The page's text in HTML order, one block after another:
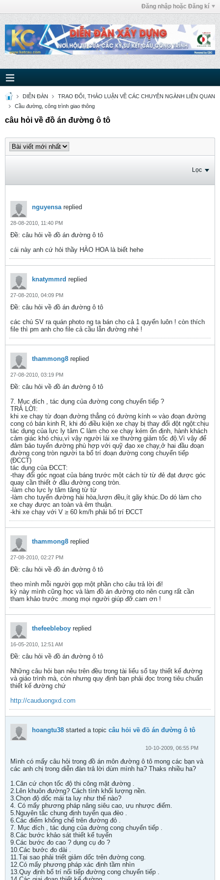
Đăng nhập hoặc Đăng kí
DIỄN ĐÀN
TRAO ĐỔI, THẢO LUẬN VỀ CÁC CHUYÊN NGÀNH LIÊN QUAN
Cầu đường, công trình giao thông
câu hỏi về đồ án đường ô tô
Lọc
nguyensareplied
28-08-2010, 11:40 PM
Ðề: câu hỏi về đồ án đường ô tô
cái này anh cứ hỏi thầy HÀO HOA là biết hehe
knatymmrd replied
27-08-2010, 04:09 PM
Ðề: câu hỏi về đồ án đường ô tô
các chú SV ra quán photo ng ta bán cho cả 1 quyển luôn ! còn thích
file thì pm anh cho file cả cầu lẫn đường nhé !
thammong8 replied
27-08-2010, 03:19 PM
Ðề: câu hỏi về đồ án đường ô tô
7. Mục đích , tác dụng của đường cong chuyển tiếp ?
TRẢ LỜI:
khi xe chạy từ đoạn đường thẳng có đường kính ∞ vào đoạn đường
cong có bán kinh R, khi đó điều kiện xe chạy bị thay đổi đột ngột:chịu
tác dụng của lực ly tâm C làm cho xe chạy kém ổn định, hành khách
cảm giác khó chịu,vì vậy người lái xe thường giảm tốc độ.Vì vậy để
đảm bảo tuyến đường phù hợp với quỹ đạo xe chạy,ở hai đầu đoạn
đường cong tròn người ta bố trí đoạn đường cong chuyển tiếp
(ĐCCT)
tác dụng của ĐCCT:
-thay đổi góc ngoạt của báng trước một cách từ từ đẻ đạt được góc
quay cần thiết ở đầu đường cong tròn.
-làm cho lực ly tâm tăng từ từ
-làm cho tuyến đường hài hòa,lượn đều,ít gãy khúc.Do dó làm cho
xe chạy được an toàn và êm thuận.
-khi xe chạy với V ≥ 60 km/h phải bố trí ĐCCT
thammong8 replied
27-08-2010, 02:27 PM
Ðề: câu hỏi về đồ án đường ô tô
theo mình mỗi người gọp một phần cho câu trả lời đi!
kỳ này mình cũng học và làm đồ án đường oto nên cung rất cần
tham khảo trước .mong mọi người giúp đỡ.cam ơn !
thefeebleboy replied
16-05-2010, 12:51 AM
Ðề: câu hỏi về đồ án đường ô tô
Những câu hỏi bạn nêu trên đều trong tài liếu sổ tay thiết kế đường
và giáo trình mà, còn nhưng quy định bạn phải đọc trong tiêu chuẩn
thiết kế đường chứ
http://cauduongxd.com
hoangtu38 started a topic câu hỏi về đồ án đường ô tô
10-10-2009, 06:55 PM
Mình có mấy câu hỏi trong đồ án môn đường ô tô mong các bạn và
các anh chị trong diễn đàn trả lời dùm mình ha? Thaks nhiều ha?
1.Căn cứ chọn tốc độ thi công mặt đường .
2.Lên khuôn đường? Cách tính khối lượng nền.
3.Chọn độ dốc mái ta luy như thế nào?
4. Có mấy phương pháp nâng siêu cao, ưu nhược điểm.
5.Nguyên tắc chung định tuyến qua đèo .
6.Các điểm khống chế trên đường đỏ .
7. Mục đích , tác dụng của đường cong chuyển tiếp .
8.Các bước khảo sát thiết kế tuyến
9.Các bước đo cao ? dụng cụ đo ?
10.Các bước đo dài .
11.Tại sao phải triết giảm dốc trên đường cong.
12.Có mấy phương pháp xác định tầm nhìn
13.Quy định bố trí nối tiếp đường cong chuyển tiếp .